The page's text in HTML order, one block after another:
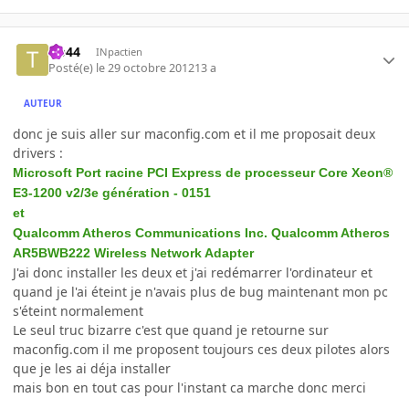
tib44 INpactien
Posté(e) le 29 octobre 201213 a
AUTEUR
donc je suis aller sur maconfig.com et il me proposait deux
drivers :
Microsoft Port racine PCI Express de processeur Core Xeon®
E3-1200 v2/3e génération - 0151
et
Qualcomm Atheros Communications Inc. Qualcomm Atheros
AR5BWB222 Wireless Network Adapter
J'ai donc installer les deux et j'ai redémarrer l'ordinateur et
quand je l'ai éteint je n'avais plus de bug maintenant mon pc
s'éteint normalement
Le seul truc bizarre c'est que quand je retourne sur
maconfig.com il me proposent toujours ces deux pilotes alors
que je les ai déja installer
mais bon en tout cas pour l'instant ca marche donc merci